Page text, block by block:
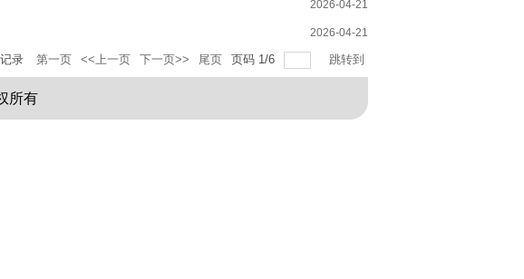
2026-04-21
2026-04-21
记录 第一页 <<上一页 下一页>> 尾页 页码 1/6 跳转到
所有